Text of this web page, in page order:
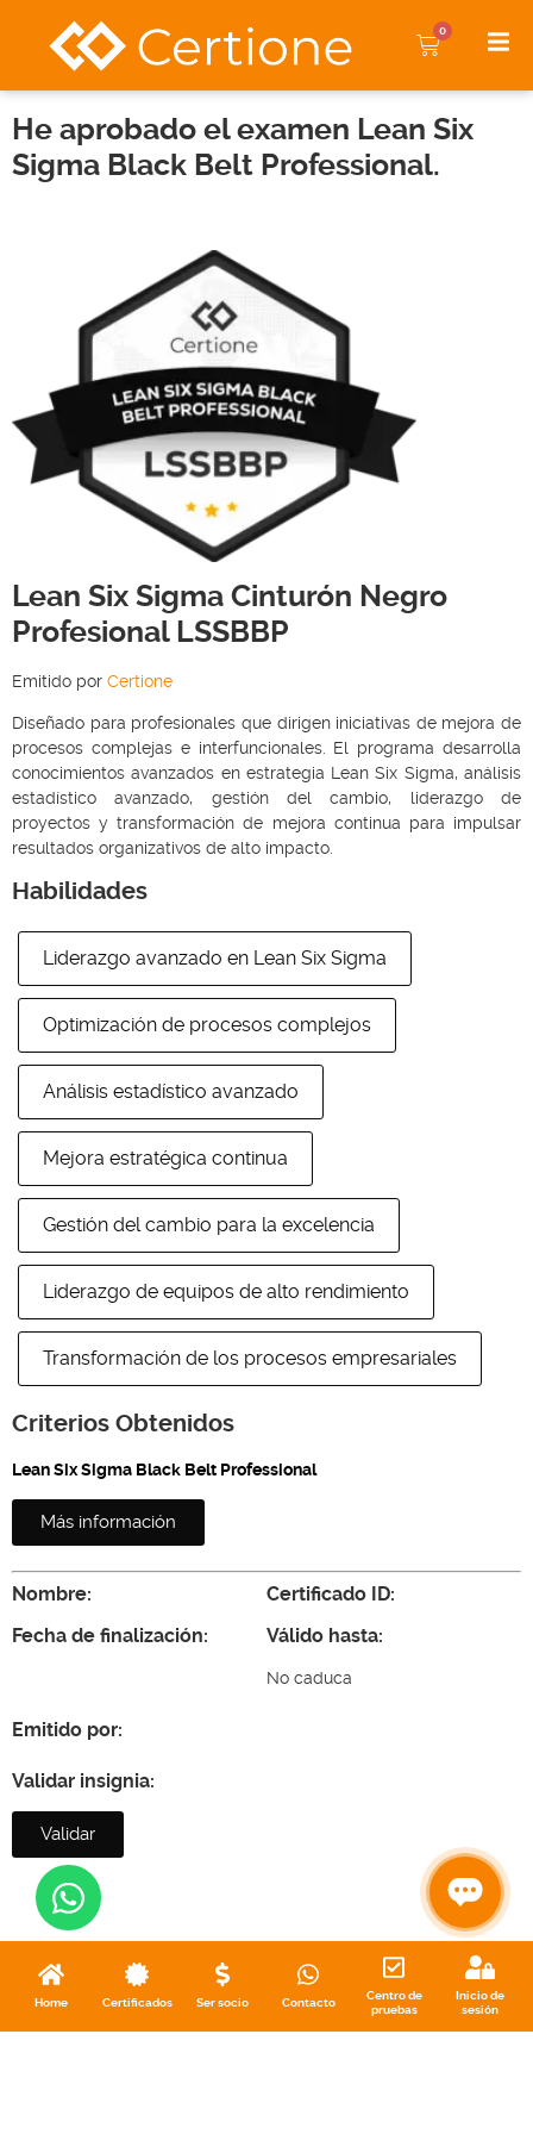
0
He aprobado el examen Lean Six
Sigma Black Belt Professional.
Lean Six Sigma Cinturón Negro
Profesional LSSBBP
Emitido por Certione
Diseñado para profesionales que dirigen iniciativas de mejora de
procesos complejas e interfuncionales. El programa desarrolla
conocimientos avanzados en estrategia Lean Six Sigma, análisis
estadístico avanzado, gestión del cambio, liderazgo de
proyectos y transformación de mejora continua para impulsar
resultados organizativos de alto impacto.
Habilidades
Liderazgo avanzado en Lean Six Sigma
Optimización de procesos complejos
Análisis estadístico avanzado
Mejora estratégica continua
Gestión del cambio para la excelencia
Liderazgo de equipos de alto rendimiento
Transformación de los procesos empresariales
Criterios Obtenidos
Lean Six Sigma Black Belt Professional
Más información
Nombre:
Fecha de finalización:
Certificado ID:
Válido hasta:
No caduca
Emitido por:
Validar insignia:
Validar
Home Certificados Ser socio Contacto
Centro de
pruebas
Inicio de
sesión